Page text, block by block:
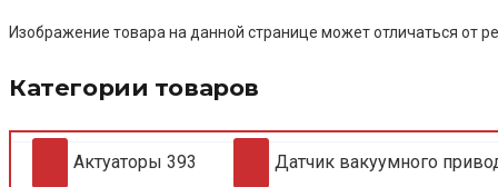
Изображение товара на данной странице может отличаться от
Категории товаров
Актуаторы 393 Датчик вакуумного